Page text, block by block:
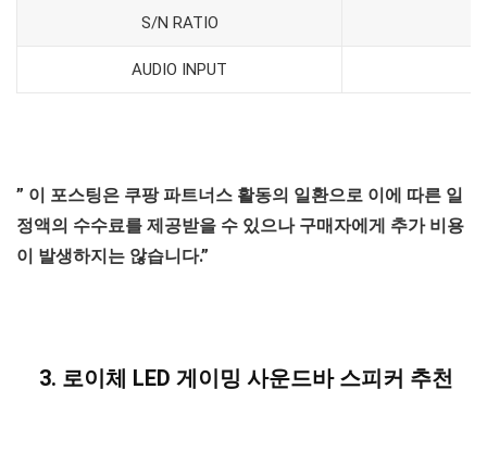
S/N RATIO
AUDIO INPUT
” 이 포스팅은 쿠팡 파트너스 활동의 일환으로 이에 따른 일
정액의 수수료를 제공받을 수 있으나 구매자에게 추가 비용
이 발생하지는 않습니다.”
3. 로이체 LED 게이밍 사운드바 스피커 추천